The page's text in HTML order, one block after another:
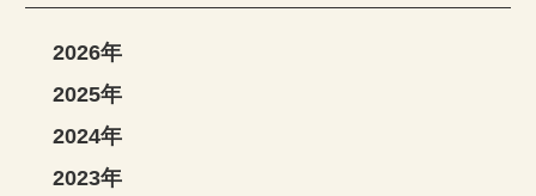
2026年
2025年
2024年
2023年